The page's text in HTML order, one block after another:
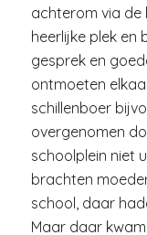
achterom via de
heerlijke plek en
gesprek en
ontmoeten
schillenboer
overgenomen
schoolplein niet
brachten
school, daar
Maar daar